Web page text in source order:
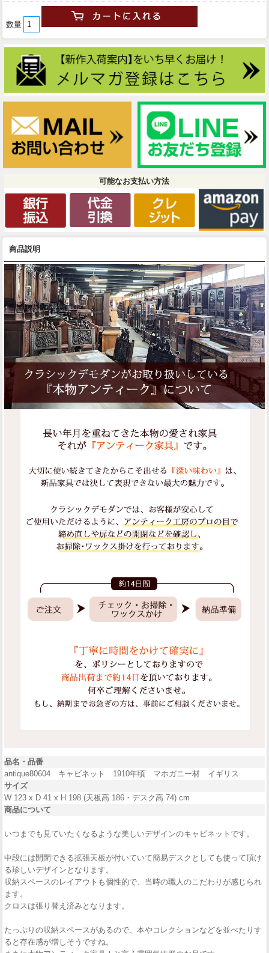
数量
可能なお支払い方法
商品説明
品名・品番
antique80604 キャビネット 1910年頃 マホガニー材 イギリス
サイズ
W 123 x D 41 x H 198 (天板高 186・デスク高 74) cm
商品について
いつまでも見ていたくなるような美しいデザインのキャビネットです。
中段には開閉できる拡張天板が付いていて簡易デスクとしても使って頂け
る珍しいデザインとなります。
収納スペースのレイアウトも個性的で、当時の職人のこだわりが感じられ
ます。
クロスは張り替え済みとなります。
たっぷりの収納スペースがあるので、本やコレクションなどを並べたりす
ると存在感が増しそうですね。